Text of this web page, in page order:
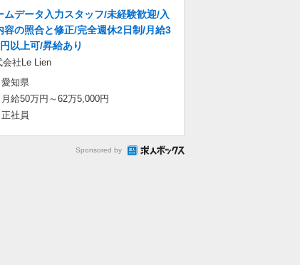
ムデータ入力スタッフ/未経験歓迎/入
容の照合と修正/完全週休2日制/月給3
以上可/昇給あり
会社Le Lien
愛知県
月給50万円～62万5,000円
正社員
Sponsored by